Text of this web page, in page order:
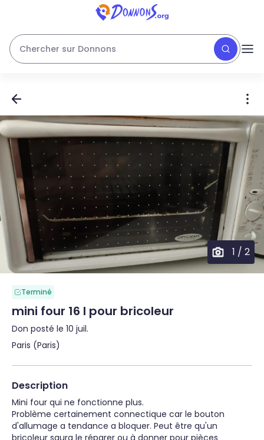
Chercher sur Donnons
1 / 2
Terminé
mini four 16 l pour bricoleur
Don posté le 10 juil.
Paris (Paris)
Description
Mini four qui ne fonctionne plus.
Problème certainement connectique car le bouton
d'allumage a tendance a bloquer. Peut être qu'un
bricoleur saura le réparer ou à donner pour pièces